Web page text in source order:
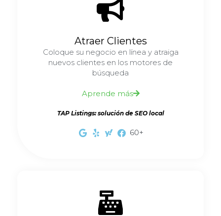
Atraer Clientes
Coloque su negocio en línea y atraiga
nuevos clientes en los motores de
búsqueda
Aprende más
TAP Listings: solución de SEO local
60+